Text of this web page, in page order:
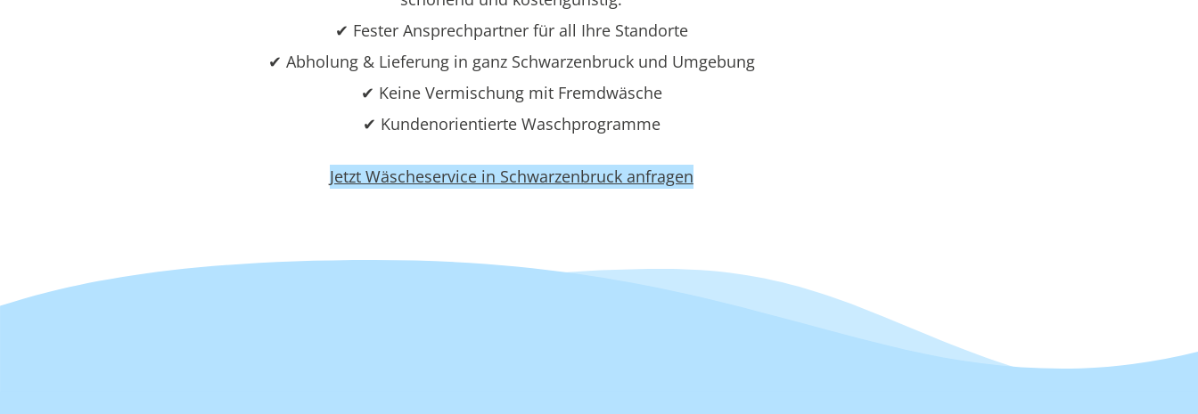
✔ Fester Ansprechpartner für all Ihre Standorte
✔ Abholung & Lieferung in ganz Schwarzenbruck und Umgebung
✔ Keine Vermischung mit Fremdwäsche
✔ Kundenorientierte Waschprogramme
Jetzt Wäscheservice in Schwarzenbruck anfragen